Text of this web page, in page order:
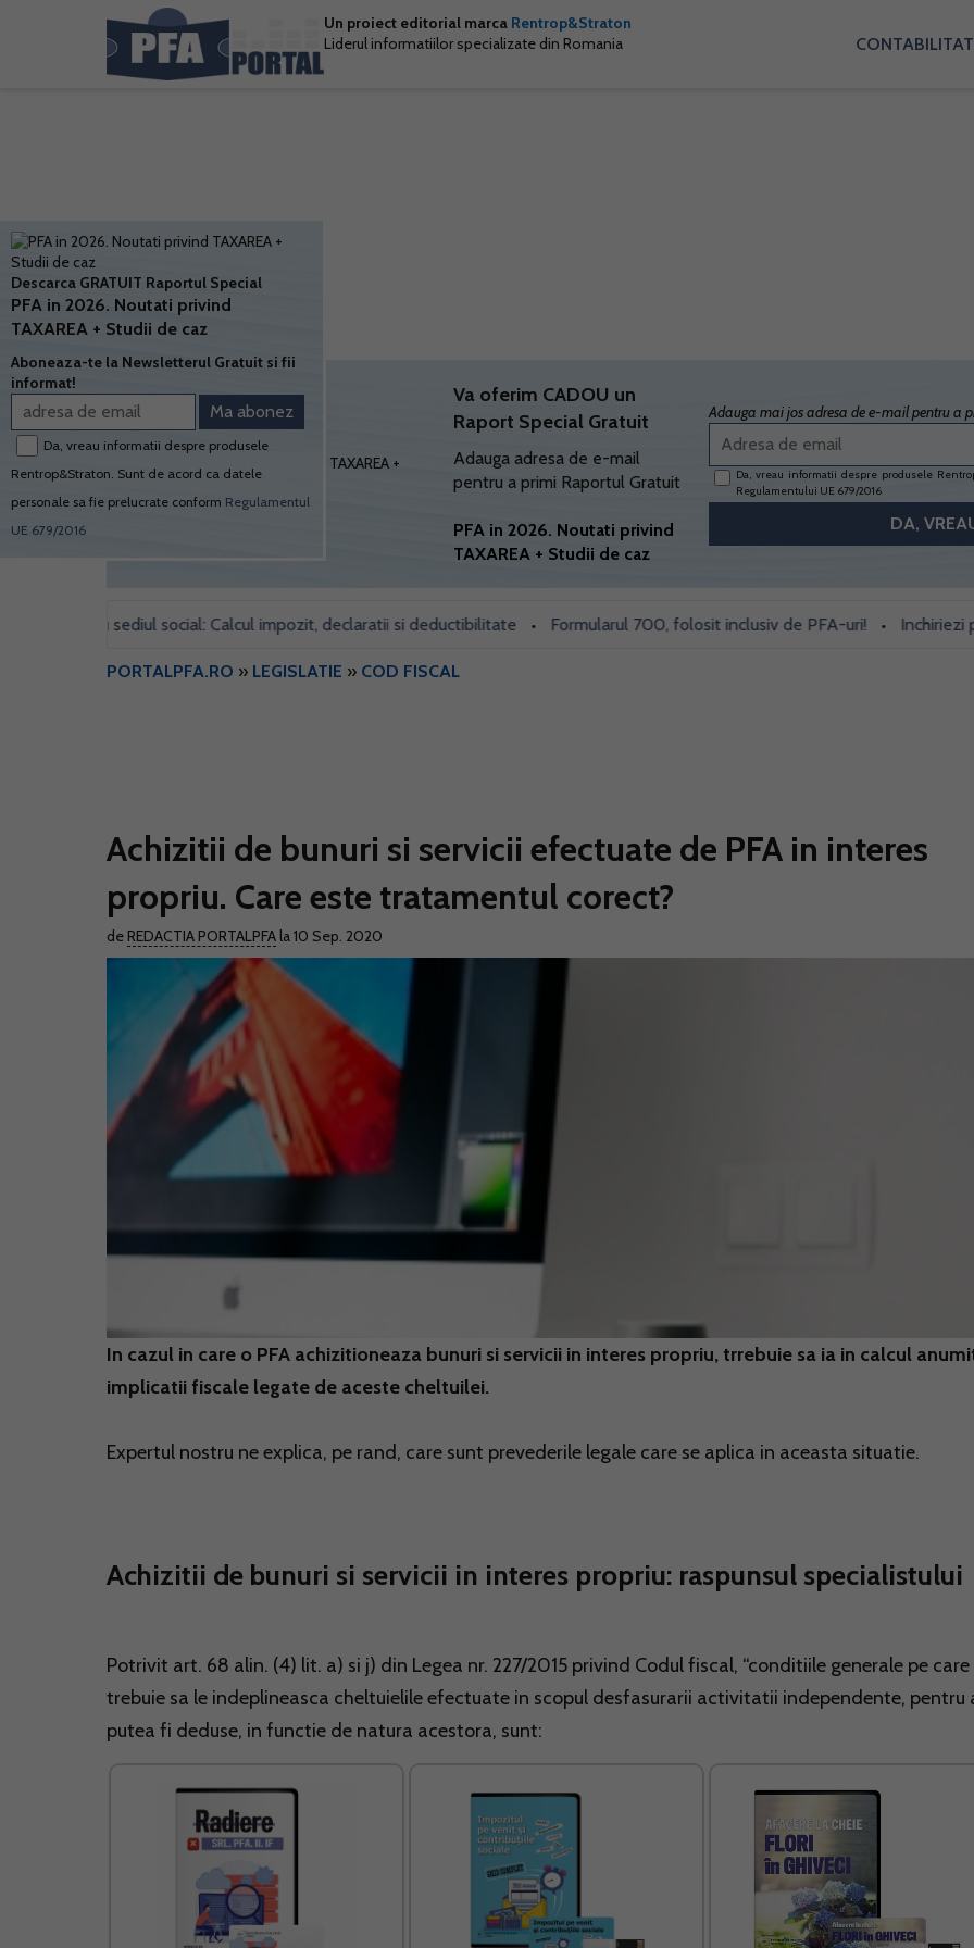
Un proiect editorial marca Rentrop&Straton
Liderul informatiilor specializate din Romania
Va oferim CADOU un
Raport Special Gratuit
Adauga adresa de e-mail
pentru a primi Raportul Gratuit
PFA in 2026. Noutati privind
TAXAREA + Studii de caz
Adauga mai jos adresa de e-mail pentru a
Da, vreau informatii despre produsele
Regulamentului UE 679/2016
pentru sediul social: Calcul impozit, declaratii si deductibilitate • Formularul 700, folosit inclusiv de PFA-uri! • Inchiriezi prin
PORTALPFA.RO » LEGISLATIE » COD FISCAL
Achizitii de bunuri si servicii efectuate de PFA in interes
propriu. Care este tratamentul corect?
de REDACTIA PORTALPFA la 10 Sep. 2020
In cazul in care o PFA achizitioneaza bunuri si servicii in interes propriu, trrebuie sa ia in calcul
implicatii fiscale legate de aceste cheltuilei.
Expertul nostru ne explica, pe rand, care sunt prevederile legale care se aplica in aceasta situatie.
Achizitii de bunuri si servicii in interes propriu: raspunsul specialistului
Potrivit art. 68 alin. (4) lit. a) si j) din Legea nr. 227/2015 privind Codul fiscal, “conditiile generale pe care
trebuie sa le indeplineasca cheltuielile efectuate in scopul desfasurarii activitatii independente, pentru
putea fi deduse, in functie de natura acestora, sunt:
Descarca GRATUIT Raportul Special
PFA in 2026. Noutati privind
TAXAREA + Studii de caz
Aboneaza-te la Newsletterul Gratuit si fii
informat!
Da, vreau informatii despre produsele
Rentrop&Straton. Sunt de acord ca datele
personale sa fie prelucrate conform Regulamentul
UE 679/2016